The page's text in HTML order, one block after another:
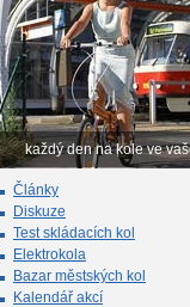
každý den na kole ve
Články
Diskuze
Test skládacích kol
Elektrokola
Bazar městských kol
Kalendář akcí